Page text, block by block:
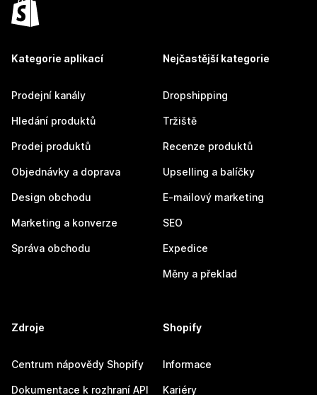
Kategorie aplikací
Prodejní kanály
Hledání produktů
Prodej produktů
Objednávky a doprava
Design obchodu
Marketing a konverze
Správa obchodu
Nejčastější kategorie
Dropshipping
Tržiště
Recenze produktů
Upselling a balíčky
E-mailový marketing
SEO
Expedice
Měny a překlad
Zdroje
Centrum nápovědy Shopify
Dokumentace k rozhraní API
Shopify
Informace
Kariéry